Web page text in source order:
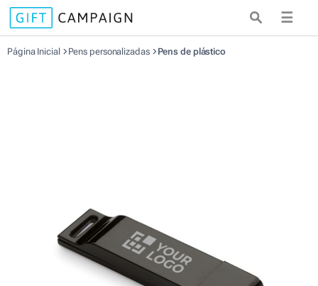
☰
Página Inicial Pens personalizadas Pens de plástico